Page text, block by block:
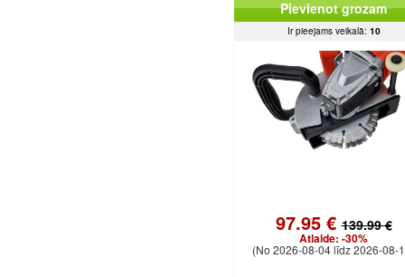
Pievienot grozam
Ir pieejams veikalā: 10
97.95 €139.99 €
Atlaide: -30%
(No 2026-08-04 līdz 2026-08-